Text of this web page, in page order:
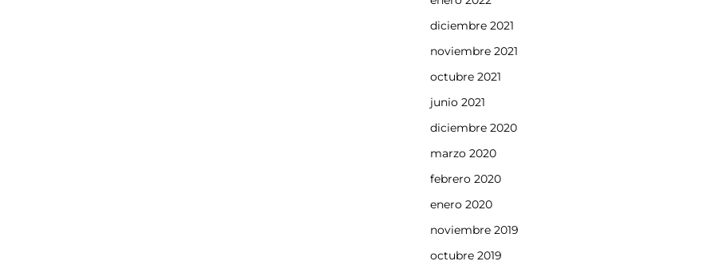
diciembre 2021
noviembre 2021
octubre 2021
junio 2021
diciembre 2020
marzo 2020
febrero 2020
enero 2020
noviembre 2019
octubre 2019